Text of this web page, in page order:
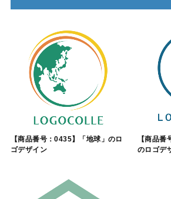
【商品番号：0435】「地球」のロ
ゴデザイン
【商品番
のロゴデ